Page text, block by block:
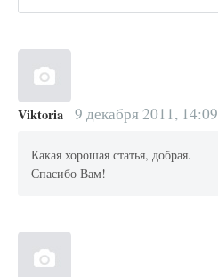
Viktoria 9 декабря 2011, 14:09
Какая хорошая статья, добрая.
Спасибо Вам!